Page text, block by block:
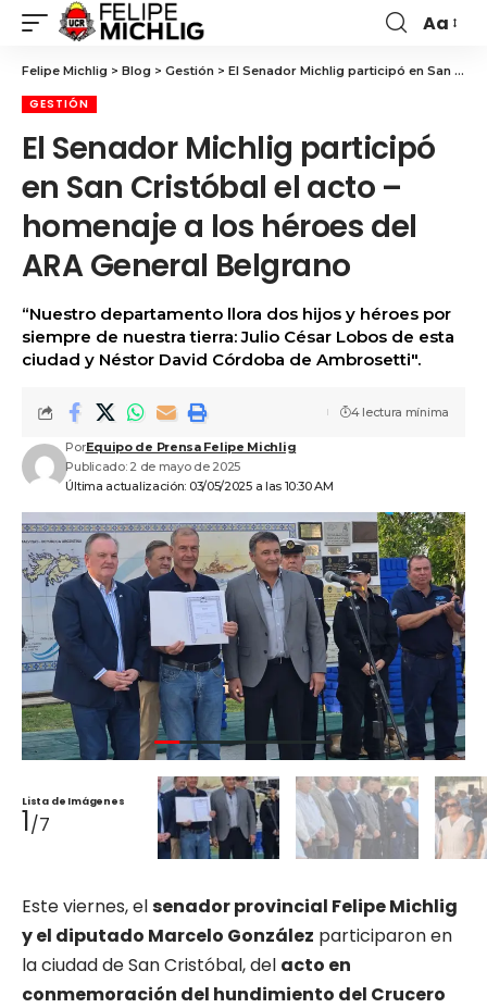
Aa
Felipe Michlig > Blog > Gestión > El Senador Michlig participó en San Cristóbal el acto – homenaje a los héroes del ARA General Belgrano
GESTIÓN
El Senador Michlig participó
en San Cristóbal el acto –
homenaje a los héroes del
ARA General Belgrano
“Nuestro departamento llora dos hijos y héroes por
siempre de nuestra tierra: Julio César Lobos de esta
ciudad y Néstor David Córdoba de Ambrosetti".
Última actualización: 03/05/2025 a las 10:30 AM
PorEquipo de Prensa Felipe Michlig
Publicado: 2 de mayo de 2025
4 lectura mínima
Lista de Imágenes
1/7
Este viernes, elsenador provincial Felipe Michlig
y el diputado Marcelo González participaron en
la ciudad de San Cristóbal, del acto en
conmemoración del hundimiento del Crucero